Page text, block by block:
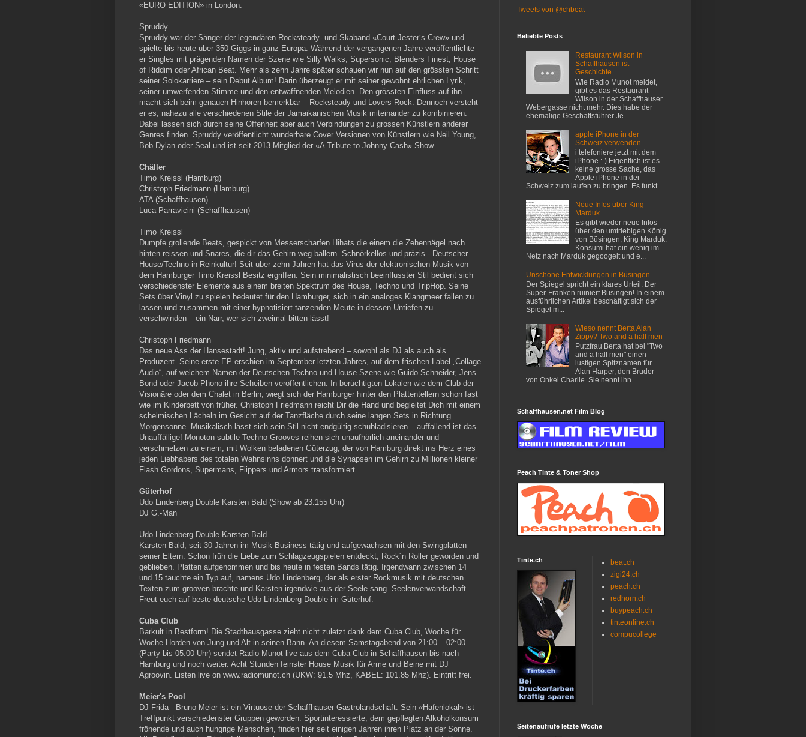
«EURO EDITION» in London.
Spruddy
Spruddy war der Sänger der legendären Rocksteady- und Skaband «Court Jester‘s Crew» und
spielte bis heute über 350 Giggs in ganz Europa. Während der vergangenen Jahre veröffentlichte
er Singles mit prägenden Namen der Szene wie Silly Walks, Supersonic, Blenders Finest, House
of Riddim oder African Beat. Mehr als zehn Jahre später schauen wir nun auf den grössten Schritt
seiner Solokarriere – sein Debut Album! Darin überzeugt er mit seiner gewohnt ehrlichen Lyrik,
seiner umwerfenden Stimme und den entwaffnenden Melodien. Den grössten Einfluss auf ihn
macht sich beim genauen Hinhören bemerkbar – Rocksteady und Lovers Rock. Dennoch versteht
er es, nahezu alle verschiedenen Stile der Jamaikanischen Musik miteinander zu kombinieren.
Dabei lassen sich durch seine Offenheit aber auch Verbindungen zu grossen Künstlern anderer
Genres finden. Spruddy veröffentlicht wunderbare Cover Versionen von Künstlern wie Neil Young,
Bob Dylan oder Seal und ist seit 2013 Mitglied der «A Tribute to Johnny Cash» Show.
Chäller
Timo Kreissl (Hamburg)
Christoph Friedmann (Hamburg)
ATA (Schaffhausen)
Luca Parravicini (Schaffhausen)
Timo Kreissl
Dumpfe grollende Beats, gespickt von Messerscharfen Hihats die einem die Zehennägel nach
hinten reissen und Snares, die dir das Gehirn weg ballern. Schnörkellos und präzis - Deutscher
House/Techno in Reinkultur! Seit über zehn Jahren hat das Virus der elektronischen Musik von
dem Hamburger Timo Kreissl Besitz ergriffen. Sein minimalistisch beeinflusster Stil bedient sich
verschiedenster Elemente aus einem breiten Spektrum des House, Techno und TripHop. Seine
Sets über Vinyl zu spielen bedeutet für den Hamburger, sich in ein analoges Klangmeer fallen zu
lassen und zusammen mit einer hypnotisiert tanzenden Meute in dessen Untiefen zu
verschwinden – ein Narr, wer sich zweimal bitten lässt!
Christoph Friedmann
Das neue Ass der Hansestadt! Jung, aktiv und aufstrebend – sowohl als DJ als auch als
Produzent. Seine erste EP erschien im September letzten Jahres, auf dem frischen Label „Collage
Audio“, auf welchem Namen der Deutschen Techno und House Szene wie Guido Schneider, Jens
Bond oder Jacob Phono ihre Scheiben veröffentlichen. In berüchtigten Lokalen wie dem Club der
Visionäre oder dem Chalet in Berlin, wiegt sich der Hamburger hinter den Plattentellern schon fast
wie im Kinderbett von früher. Christoph Friedmann reicht Dir die Hand und begleitet Dich mit einem
schelmischen Lächeln im Gesicht auf der Tanzfläche durch seine langen Sets in Richtung
Morgensonne. Musikalisch lässt sich sein Stil nicht endgültig schubladisieren – auffallend ist das
Unauffällige! Monoton subtile Techno Grooves reihen sich unaufhörlich aneinander und
verschmelzen zu einem, mit Wolken beladenen Güterzug, der von Hamburg direkt ins Herz eines
jeden Liebhabers des totalen Wahnsinns donnert und die Synapsen im Gehirn zu Millionen kleiner
Flash Gordons, Supermans, Flippers und Armors transformiert.
Güterhof
Udo Lindenberg Double Karsten Bald (Show ab 23.155 Uhr)
DJ G.-Man
Udo Lindenberg Double Karsten Bald
Karsten Bald, seit 30 Jahren im Musik-Business tätig und aufgewachsen mit den Swingplatten
seiner Eltern. Schon früh die Liebe zum Schlagzeugspielen entdeckt, Rock´n Roller geworden und
geblieben. Platten aufgenommen und bis heute in festen Bands tätig. Irgendwann zwischen 14
und 15 tauchte ein Typ auf, namens Udo Lindenberg, der als erster Rockmusik mit deutschen
Texten zum grooven brachte und Karsten irgendwie aus der Seele sang. Seelenverwandschaft.
Freut euch auf beste deutsche Udo Lindenberg Double im Güterhof.
Cuba Club
Barkult in Bestform! Die Stadthausgasse zieht nicht zuletzt dank dem Cuba Club, Woche für
Woche Horden von Jung und Alt in seinen Bann. An diesem Samstagabend von 21:00 – 02:00
(Party bis 05:00 Uhr) sendet Radio Munot live aus dem Cuba Club in Schaffhausen bis nach
Hamburg und noch weiter. Acht Stunden feinster House Musik für Arme und Beine mit DJ
Agroovin. Listen live on www.radiomunot.ch (UKW: 91.5 Mhz, KABEL: 101.85 Mhz). Eintritt frei.
Meier's Pool
DJ Frida - Bruno Meier ist ein Virtuose der Schaffhauser Gastrolandschaft. Sein «Hafenlokal» ist
Treffpunkt verschiedenster Gruppen geworden. Sportinteressierte, dem gepflegten Alkoholkonsum
frönende und auch hungrige Menschen, finden hier seit einigen Jahren ihren Platz an der Sonne.
Tweets von @chbeat
Beliebte Posts
Restaurant Wilson in
Schaffhausen ist
Geschichte
Wie Radio Munot meldet,
gibt es das Restaurant
Wilson in der Schaffhauser
Webergasse nicht mehr. Dies habe der
ehemalige Geschäftsführer Je...
apple iPhone in der
Schweiz verwenden
i telefoniere jetzt mit dem
iPhone :-) Eigentlich ist es
keine grosse Sache, das
Apple iPhone in der
Schweiz zum laufen zu bringen. Es funkt...
Neue Infos über King
Marduk
Es gibt wieder neue Infos
über den umtriebigen König
von Büsingen, King Marduk.
Konsumi hat ein wenig im
Netz nach Marduk gegoogelt und e...
Unschöne Entwicklungen in Büsingen
Der Spiegel spricht ein klares Urteil: Der
Super-Franken ruiniert Büsingen! In einem
ausführlichen Artikel beschäftigt sich der
Spiegel m...
Wieso nennt Berta Alan
Zippy? Two and a half men
Putzfrau Berta hat bei "Two
and a half men" einen
lustigen Spitznamen für
Alan Harper, den Bruder
von Onkel Charlie. Sie nennt ihn...
Schaffhausen.net Film Blog
Peach Tinte & Toner Shop
Tinte.ch
beat.ch
zigi24.ch
peach.ch
redhorn.ch
buypeach.ch
tinteonline.ch
compucollege
Seitenaufrufe letzte Woche